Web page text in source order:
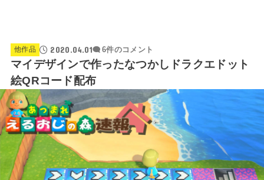
他作品 2020.04.01 6件のコメント
マイデザインで作ったなつかしドラクエドット
絵QRコード配布